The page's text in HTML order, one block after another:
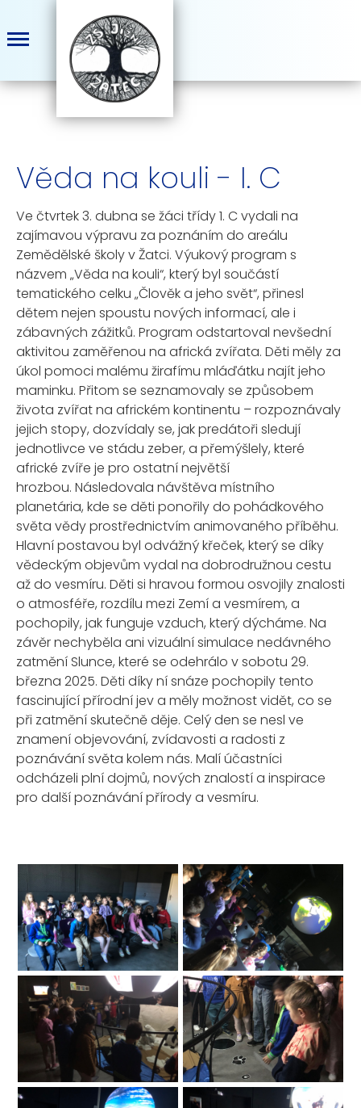
Věda na kouli - I. C
Ve čtvrtek 3. dubna se žáci třídy 1. C vydali na
zajímavou výpravu za poznáním do areálu
Zemědělské školy v Žatci. Výukový program s
názvem „Věda na kouli“, který byl součástí
tematického celku „Člověk a jeho svět“, přinesl
dětem nejen spoustu nových informací, ale i
zábavných zážitků. Program odstartoval nevšední
aktivitou zaměřenou na africká zvířata. Děti měly za
úkol pomoci malému žirafímu mláďátku najít jeho
maminku. Přitom se seznamovaly se způsobem
života zvířat na africkém kontinentu – rozpoznávaly
jejich stopy, dozvídaly se, jak predátoři sledují
jednotlivce ve stádu zeber, a přemýšlely, které
africké zvíře je pro ostatní největší
hrozbou. Následovala návštěva místního
planetária, kde se děti ponořily do pohádkového
světa vědy prostřednictvím animovaného příběhu.
Hlavní postavou byl odvážný křeček, který se díky
vědeckým objevům vydal na dobrodružnou cestu
až do vesmíru. Děti si hravou formou osvojily znalosti
o atmosféře, rozdílu mezi Zemí a vesmírem, a
pochopily, jak funguje vzduch, který dýcháme. Na
závěr nechyběla ani vizuální simulace nedávného
zatmění Slunce, které se odehrálo v sobotu 29.
března 2025. Děti díky ní snáze pochopily tento
fascinující přírodní jev a měly možnost vidět, co se
při zatmění skutečně děje. Celý den se nesl ve
znamení objevování, zvídavosti a radosti z
poznávání světa kolem nás. Malí účastníci
odcházeli plní dojmů, nových znalostí a inspirace
pro další poznávání přírody a vesmíru.